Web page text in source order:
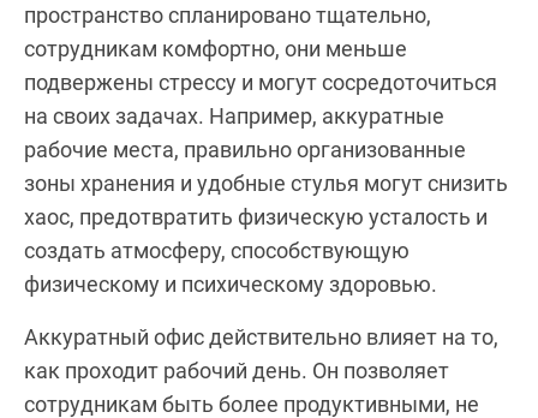
пространство спланировано тщательно,
сотрудникам комфортно, они меньше
подвержены стрессу и могут сосредоточиться
на своих задачах. Например, аккуратные
рабочие места, правильно организованные
зоны хранения и удобные стулья могут снизить
хаос, предотвратить физическую усталость и
создать атмосферу, способствующую
физическому и психическому здоровью.
Аккуратный офис действительно влияет на то,
как проходит рабочий день. Он позволяет
сотрудникам быть более продуктивными, не